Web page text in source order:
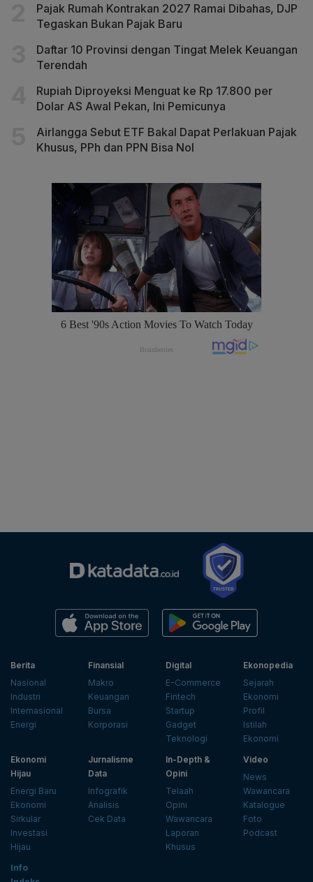
Pajak Rumah Kontrakan 2027 Ramai Dibahas, DJP
Tegaskan Bukan Pajak Baru
Daftar 10 Provinsi dengan Tingat Melek Keuangan
Terendah
Rupiah Diproyeksi Menguat ke Rp 17.800 per
Dolar AS Awal Pekan, Ini Pemicunya
Airlangga Sebut ETF Bakal Dapat Perlakuan Pajak
Khusus, PPh dan PPN Bisa Nol
Berita
Nasional
Industri
Internasional
Energi
Finansial
Makro
Keuangan
Bursa
Korporasi
Digital
E-Commerce
Fintech
Startup
Gadget
Teknologi
Ekonopedia
Sejarah
Ekonomi
Profil
Istilah
Ekonomi
Ekonomi
Hijau
Energi Baru
Ekonomi
Sirkular
Investasi
Hijau
Jurnalisme
Data
Infografik
Analisis
Cek Data
In-Depth &
Opini
Telaah
Opini
Wawancara
Laporan
Khusus
Video
News
Wawancara
Katalogue
Foto
Podcast
Info